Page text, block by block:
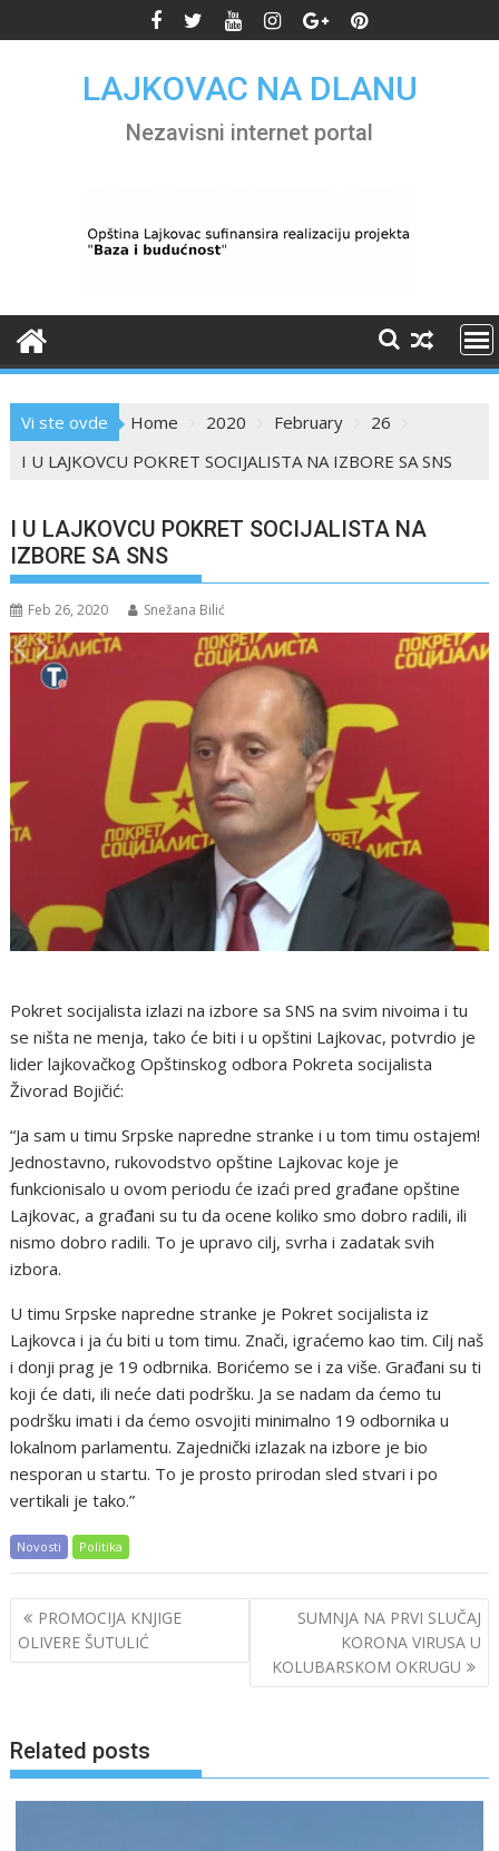
to
LAJKOVAC NA DLANU
Nezavisni internet portal
Vi ste ovde Home 2020 February
26
I U LAJKOVCU POKRET SOCIJALISTA NA IZBORE SA SNS
I U LAJKOVCU POKRET SOCIJALISTA NA
IZBORE SA SNS
Feb 26, 2020 Snežana Bilić
Pokret socijalista izlazi na izbore sa SNS na svim nivoima i tu
se ništa ne menja, tako će biti i u opštini Lajkovac, potvrdio je
lider lajkovačkog Opštinskog odbora Pokreta socijalista
Živorad Bojičić:
“Ja sam u timu Srpske napredne stranke i u tom timu ostajem!
Jednostavno, rukovodstvo opštine Lajkovac koje je
funkcionisalo u ovom periodu će izaći pred građane opštine
Lajkovac, a građani su tu da ocene koliko smo dobro radili, ili
nismo dobro radili. To je upravo cilj, svrha i zadatak svih
izbora.
U timu Srpske napredne stranke je Pokret socijalista iz
Lajkovca i ja ću biti u tom timu. Znači, igraćemo kao tim. Cilj naš
i donji prag je 19 odbrnika. Borićemo se i za više. Građani su ti
koji će dati, ili neće dati podršku. Ja se nadam da ćemo tu
podršku imati i da ćemo osvojiti minimalno 19 odbornika u
lokalnom parlamentu. Zajednički izlazak na izbore je bio
nesporan u startu. To je prosto prirodan sled stvari i po
vertikali je tako.”
Novosti Politika
Post
navigation
PROMOCIJA KNJIGE
OLIVERE ŠUTULIĆ
SUMNJA NA PRVI SLUČAJ
KORONA VIRUSA U
KOLUBARSKOM OKRUGU
Related posts